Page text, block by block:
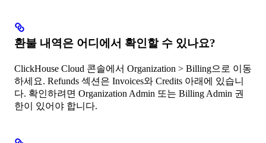
환불 내역은 어디에서 확인할 수 있나요?
ClickHouse Cloud 콘솔에서 Organization > Billing으로 이동
하세요. Refunds 섹션은 Invoices와 Credits 아래에 있습니
다. 확인하려면 Organization Admin 또는 Billing Admin 권
한이 있어야 합니다.